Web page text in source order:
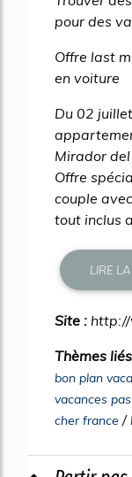
pour des
Offre last
en voiture
Du 02
Mirador
Offre
couple
tout inclus
LIRE
Site :
Thèmes
bon plan
vacances
cher france /